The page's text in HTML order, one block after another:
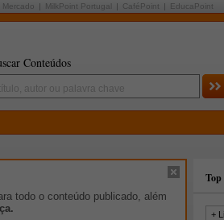
MilkPoint Portugal CaféPoint EducaPoint
Conteúdos
todo o conteúdo publicado, além
Top
+